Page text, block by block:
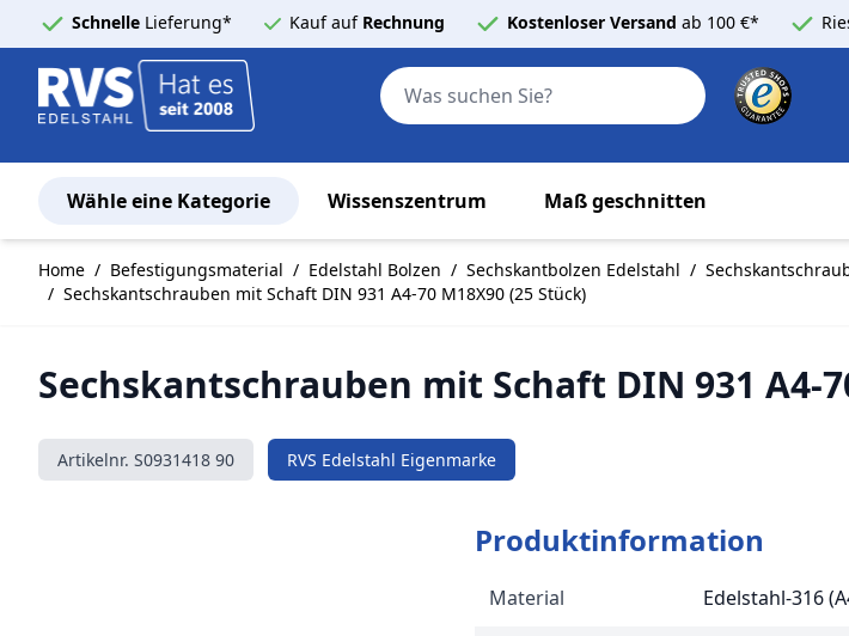
Schnelle Lieferung* Kauf auf Rechnung Kostenloser Versand ab 100 €*
Search
Wähle eine Kategorie Wissenszentrum Maß geschnitten
Home / Befestigungsmaterial / Edelstahl Bolzen / Sechskantbolzen Edelstahl /
/ Sechskantschrauben mit Schaft DIN 931 A4-70 M18X90 (25 Stück)
Sechskantschrauben mit Schaft DIN 931 A4-
Artikelnr. S0931418 90 RVS Edelstahl Eigenmarke
Produktinformation
Material Edelstahl-316